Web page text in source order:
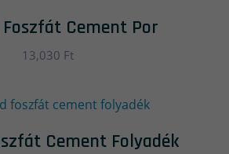
Cement Por
13,030 Ft
Cement Folyadék